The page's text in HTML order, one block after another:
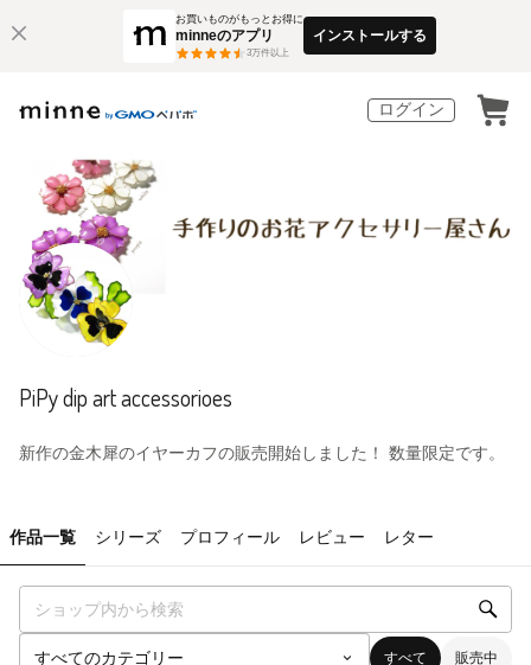
お買いものがもっとお得に
minneのアプリ
3万件以上
インストールする
ログイン
PiPy dip art accessorioes
新作の金木犀のイヤーカフの販売開始しました！ 数量限定です。
作品一覧 シリーズ プロフィール レビュー レター
すべて 販売中